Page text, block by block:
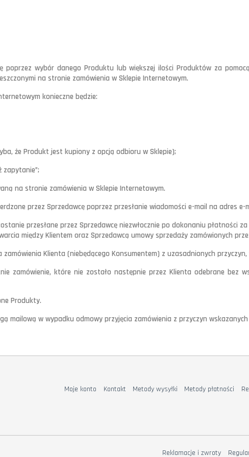
poprzez wybór danego Produktu lub większej ilości Produktów za
na stronie zamówienia w Sklepie Internetowym.
konieczne będzie:
że Produkt jest kupiony z opcją odbioru w Sklepie);
zapytanie”;
na stronie zamówienia w Sklepie Internetowym.
przez Sprzedawcę poprzez przesłanie wiadomości e-mail na adres
przesłane przez Sprzedawcę niezwłocznie po dokonaniu płatności
między Klientem oraz Sprzedawcą umowy sprzedaży zamówionych
Klienta (niebędącego Konsumentem) z uzasadnionych
zamówienie, które nie zostało następnie przez Klienta odebrane bez
Produkty.
mailową w wypadku odmowy przyjęcia zamówienia z przyczyn wskazanych
Moje konto Kontakt Metody wysyłki Metody płatności
Reklamacje i zwroty